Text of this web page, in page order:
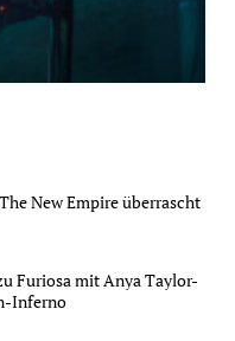
New Empire überrascht
Furiosa mit Anya Taylor-
Inferno